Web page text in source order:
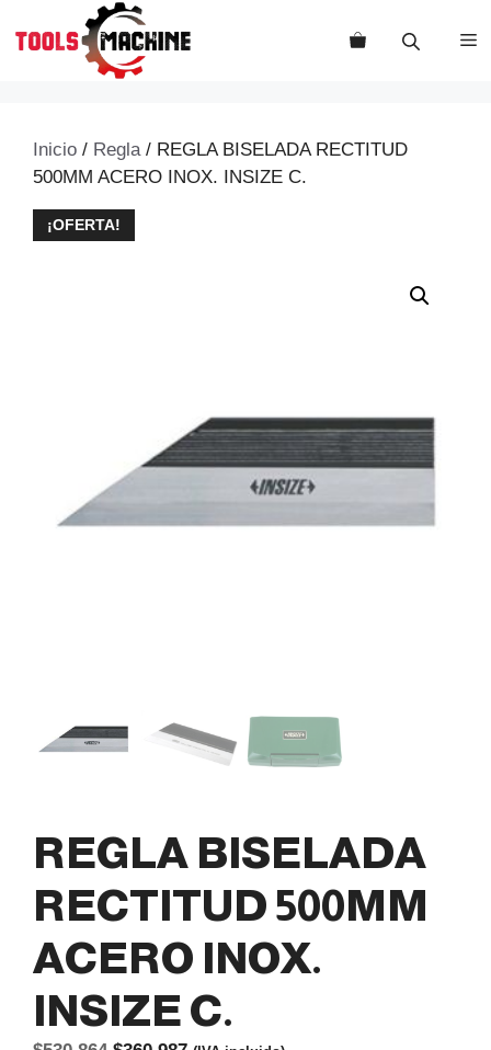
Inicio / Regla/ REGLA BISELADA RECTITUD
500MM ACERO INOX. INSIZE C.
¡OFERTA!
REGLA BISELADA
RECTITUD 500MM
ACERO INOX.
INSIZE C.